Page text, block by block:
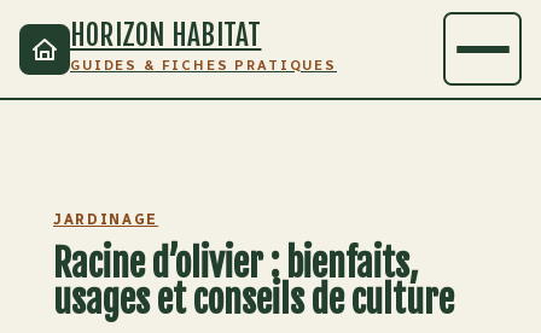
HORIZON HABITAT
GUIDES & FICHES PRATIQUES
JARDINAGE
Racine d’olivier : bienfaits,
usages et conseils de culture